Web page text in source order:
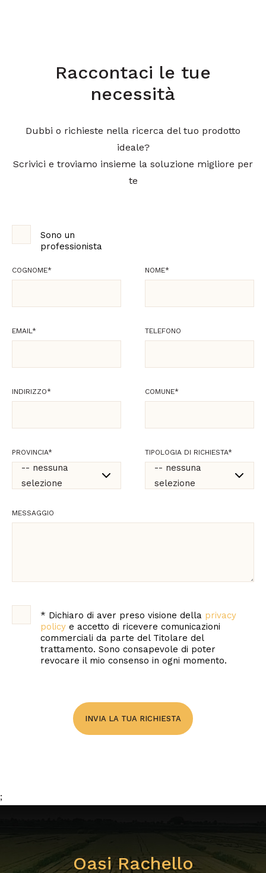
Raccontaci le tue
necessità
Dubbi o richieste nella ricerca del tuo prodotto
ideale?
Scrivici e troviamo insieme la soluzione migliore per
te
Sono un
professionista
COGNOME* NOME*
EMAIL* TELEFONO
INDIRIZZO* COMUNE*
PROVINCIA*
-- nessuna
selezione
selezione
Aosta
Arezzo
Ascoli Piceno
TIPOLOGIA DI RICHIESTA*
-- nessuna
selezione
consulenze
Marketing e
comunicazione
Supporto shop
Candidature
MESSAGGIO
* Dichiaro di aver preso visione della privacy
policy e accetto di ricevere comunicazioni
commerciali da parte del Titolare del
trattamento. Sono consapevole di poter
revocare il mio consenso in ogni momento.
INVIA LA TUA RICHIESTA
;
Oasi Rachello